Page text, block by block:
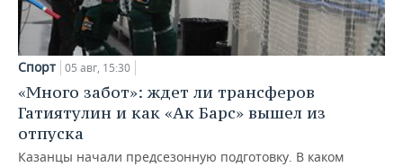
Спорт 05 авг, 15:30
«Много забот»: ждет ли трансферов
Гатиятулин и как «Ак Барс» вышел из
отпуска
Казанцы начали предсезонную подготовку. В каком